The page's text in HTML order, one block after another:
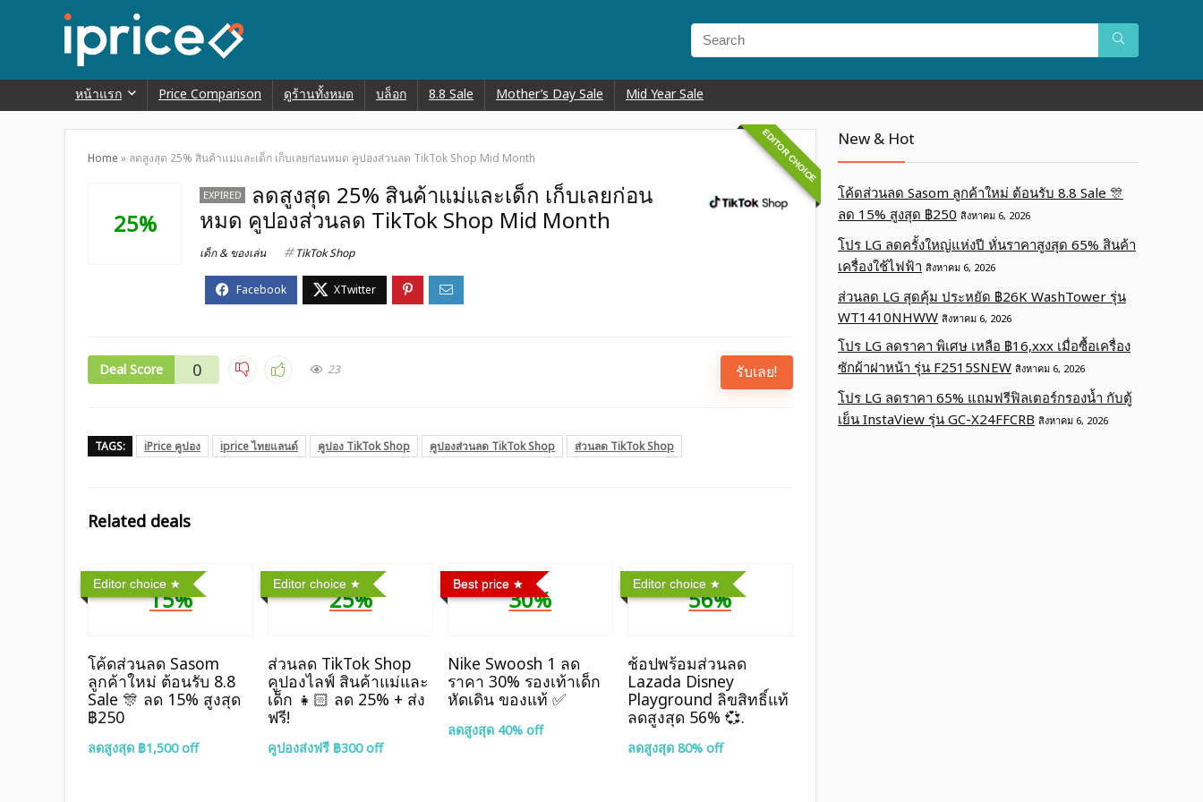
หน้าแรก Price Comparison ดูร้านทั้งหมด บล็อก 8.8 Sale Mother’s Day Sale Mid Year Sale
Home » ลดสูงสุด 25% สินค้าแม่และเด็ก เก็บเลยก่อนหมด คูปองส่วนลด TikTok Shop Mid Month EDITOR CHOICE
25%
EXPIRED
ลดสูงสุด 25% สินค้าแม่และเด็ก เก็บเลยก่อน
หมด คูปองส่วนลด TikTok Shop Mid Month
เด็ก & ของเล่น TikTok Shop
Deal Score 0 23 รับเลย!
TAGS: iPrice คูปอง iprice ไทยแลนด์ คูปอง TikTok Shop คูปองส่วนลด TikTok Shop ส่วนลด TikTok Shop
Related deals
Editor choice
15%
โค้ดส่วนลด Sasom
ลูกค้าใหม่ ต้อนรับ 8.8
Sale 🎊 ลด 15% สูงสุด
฿250
ลดสูงสุด ฿1,500 off
Editor choice
25%
ส่วนลด TikTok Shop
คูปองไลฟ์ สินค้าแม่และ
เด็ก 👧🏻 ลด 25% + ส่ง
ฟรี!
คูปองส่งฟรี ฿300 off
Best price
30%
Nike Swoosh 1 ลด
ราคา 30% รองเท้าเด็ก
หัดเดิน ของแท้ ✅
ลดสูงสุด 40% off
Editor choice
56%
ช้อปพร้อมส่วนลด
Lazada Disney
Playground ลิขสิทธิ์แท้
ลดสูงสุด 56% 💞.
ลดสูงสุด 80% off
New & Hot
โค้ดส่วนลด Sasom ลูกค้าใหม่ ต้อนรับ 8.8 Sale 🎊
ลด 15% สูงสุด ฿250 สิงหาคม 6, 2026
โปร LG ลดครั้งใหญ่แห่งปี หั่นราคาสูงสุด 65% สินค้า
เครื่องใช้ไฟฟ้า สิงหาคม 6, 2026
ส่วนลด LG สุดคุ้ม ประหยัด ฿26K WashTower รุ่น
WT1410NHWW สิงหาคม 6, 2026
โปร LG ลดราคา พิเศษ เหลือ ฿16,xxx เมื่อซื้อเครื่อง
ซักผ้าฝาหน้า รุ่น F2515SNEW สิงหาคม 6, 2026
โปร LG ลดราคา 65% แถมฟรีฟิลเตอร์กรองน้ำ กับตู้
เย็น InstaView รุ่น GC-X24FFCRB สิงหาคม 6, 2026